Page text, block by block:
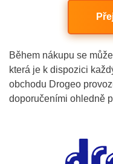
Během nákupu se
která je k dispozici
obchodu Drogeo
doporučeními ohledně